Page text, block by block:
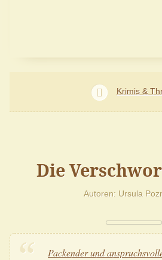
Krimis &
Die
Autoren Ursula
Packender und